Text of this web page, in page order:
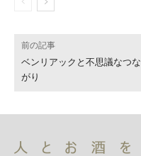
前の記事
ベンリアックと不思議なつな
がり